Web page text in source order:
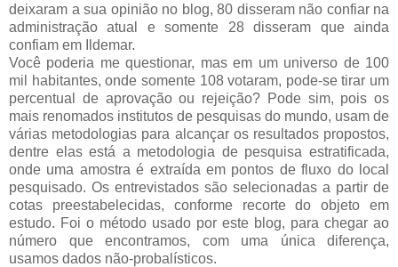
deixaram a sua opinião no blog, 80 disseram não confiar na
administração atual e somente 28 disseram que ainda
confiam em Ildemar.
Você poderia me questionar, mas em um universo de 100
mil habitantes, onde somente 108 votaram, pode-se tirar um
percentual de aprovação ou rejeição? Pode sim, pois os
mais renomados institutos de pesquisas do mundo, usam de
várias metodologias para alcançar os resultados propostos,
dentre elas está a metodologia de pesquisa estratificada,
onde uma amostra é extraída em pontos de fluxo do local
pesquisado. Os entrevistados são selecionadas a partir de
cotas preestabelecidas, conforme recorte do objeto em
estudo. Foi o método usado por este blog, para chegar ao
número que encontramos, com uma única diferença,
usamos dados não-probalísticos.